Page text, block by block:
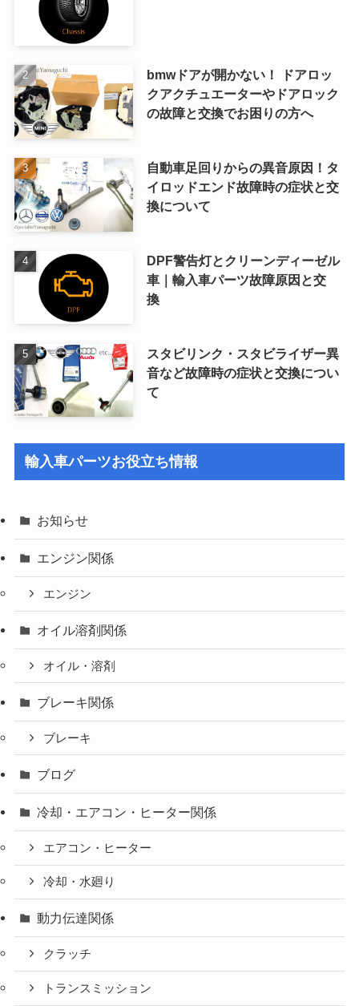
bmwドアが開かない！ ドアロッ
クアクチュエーターやドアロック
の故障と交換でお困りの方へ
自動車足回りからの異音原因！タ
イロッドエンド故障時の症状と交
換について
DPF警告灯とクリーンディーゼル
車｜輸入車パーツ故障原因と交
換
スタビリンク・スタビライザー異
音など故障時の症状と交換につい
て
輸入車パーツお役立ち情報
お知らせ
エンジン関係
エンジン
オイル溶剤関係
オイル・溶剤
ブレーキ関係
ブレーキ
ブログ
冷却・エアコン・ヒーター関係
エアコン・ヒーター
冷却・水廻り
動力伝達関係
クラッチ
トランスミッション